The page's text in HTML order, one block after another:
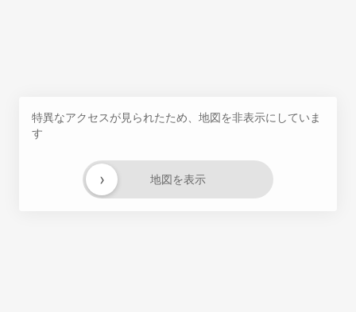
特異なアクセスが見られたため、地図を非表示にしていま
す
地図を表示
›